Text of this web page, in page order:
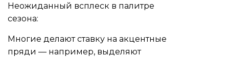
Неожиданный всплеск в палитре
сезона:
Многие делают ставку на акцентные
пряди — например, выделяют